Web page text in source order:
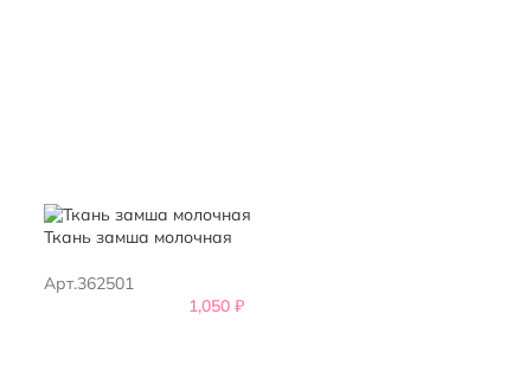
Ткань замша молочная
Арт.362501
1,050 ₽